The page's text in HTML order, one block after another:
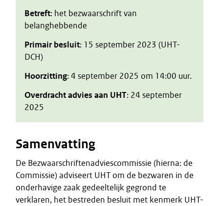
Betreft: het bezwaarschrift van
belanghebbende
Primair besluit: 15 september 2023 (UHT-
DCH)
Hoorzitting: 4 september 2025 om 14:00 uur.
Overdracht advies aan UHT: 24 september
2025
Samenvatting
De Bezwaarschriftenadviescommissie (hierna: de
Commissie) adviseert UHT om de bezwaren in de
onderhavige zaak gedeeltelijk gegrond te
verklaren, het bestreden besluit met kenmerk UHT-